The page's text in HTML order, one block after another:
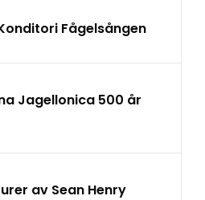
Fågelsången
Jagellonica 500 år
av Sean Henry